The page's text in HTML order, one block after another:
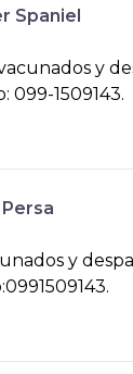
Spaniel
y
099-1509143.
y